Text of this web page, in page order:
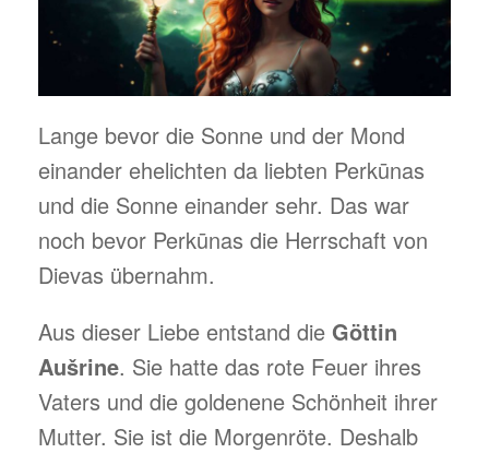
Lange bevor die Sonne und der Mond
einander ehelichten da liebten Perkūnas
und die Sonne einander sehr. Das war
noch bevor Perkūnas die Herrschaft von
Dievas übernahm.
Aus dieser Liebe entstand die Göttin
Aušrine. Sie hatte das rote Feuer ihres
Vaters und die goldenene Schönheit ihrer
Mutter. Sie ist die Morgenröte. Deshalb